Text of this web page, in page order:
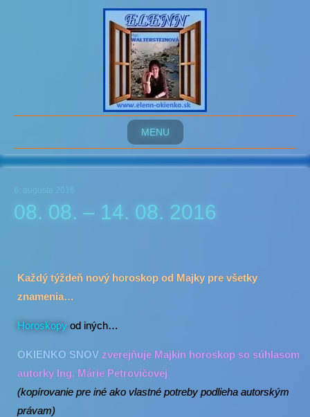
MENU
6. augusta 2016
08. 08. – 14. 08. 2016
Každý týždeň nový horoskop od Majky pre všetky
znamenia…
Horoskopy od iných…
OKIENKO SNOV zverejňuje Majkin horoskop so súhlasom
autorky Ing. Márie Petrovičovej
(kopírovanie pre iné ako vlastné potreby podlieha autorským
právam)